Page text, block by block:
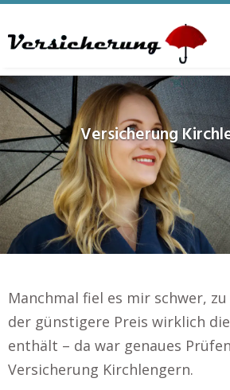
to
content
Versicherung
Manchmal fiel es mir schwer,
der günstigere Preis wirklich
enthält – da war genaues
Versicherung Kirchlengern.